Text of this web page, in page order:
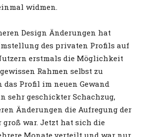
widmen.
Design Änderungen hat
des privaten Profils auf
erstmals die Möglichkeit
Rahmen selbst zu
das Profil im neuen Gewand
sehr geschickter Schachzug,
Änderungen die Aufregung der
groß war. Jetzt hat sich die